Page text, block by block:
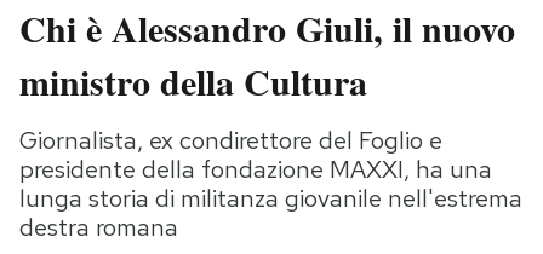
Italia
Politica
Tecnologia
Internet
Scienza
Cultura
Moda
Consumismi
Storie/Idee
Ok Boomer!
Media
Chi è Alessandro Giuli, il nuovo
ministro della Cultura
Giornalista, ex condirettore del Foglio e
presidente della fondazione MAXXI, ha una
lunga storia di militanza giovanile nell'estrema
destra romana